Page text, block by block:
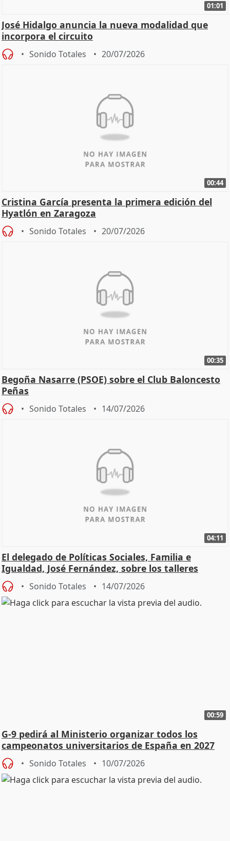
01:01
José Hidalgo anuncia la nueva modalidad que
incorpora el circuito
Sonido Totales 20/07/2026
00:44
Cristina García presenta la primera edición del
Hyatlón en Zaragoza
Sonido Totales 20/07/2026
00:35
Begoña Nasarre (PSOE) sobre el Club Baloncesto
Peñas
Sonido Totales 14/07/2026
04:11
El delegado de Políticas Sociales, Familia e
Igualdad, José Fernández, sobre los talleres
Sonido Totales 14/07/2026
00:59
G-9 pedirá al Ministerio organizar todos los
campeonatos universitarios de España en 2027
Sonido Totales 10/07/2026